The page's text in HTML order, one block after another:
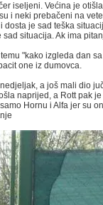
iseljeni. Većina je
i neki prebačeni na
dosta je sad teška
sad situacija. Ak ima
"kako izgleda dan
one iz dumovca.
a još mali dio
naprijed, a Rott pak
Hornu i Alfa jer su